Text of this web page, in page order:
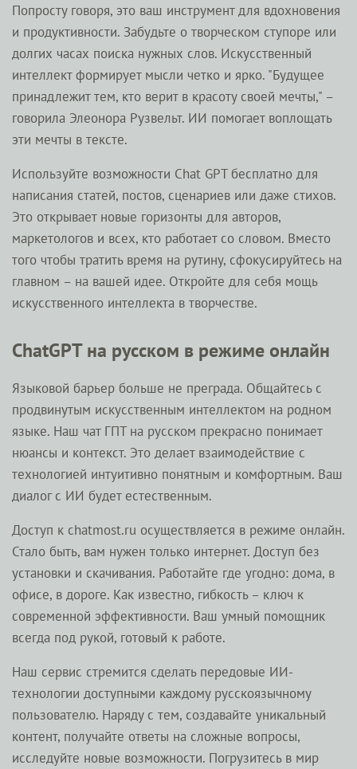
Попросту говоря, это ваш инструмент для вдохновения
и продуктивности. Забудьте о творческом ступоре или
долгих часах поиска нужных слов. Искусственный
интеллект формирует мысли четко и ярко. "Будущее
принадлежит тем, кто верит в красоту своей мечты," –
говорила Элеонора Рузвельт. ИИ помогает воплощать
эти мечты в тексте.
Используйте возможности Chat GPT бесплатно для
написания статей, постов, сценариев или даже стихов.
Это открывает новые горизонты для авторов,
маркетологов и всех, кто работает со словом. Вместо
того чтобы тратить время на рутину, сфокусируйтесь на
главном – на вашей идее. Откройте для себя мощь
искусственного интеллекта в творчестве.
ChatGPT на русском в режиме онлайн
Языковой барьер больше не преграда. Общайтесь с
продвинутым искусственным интеллектом на родном
языке. Наш чат ГПТ на русском прекрасно понимает
нюансы и контекст. Это делает взаимодействие с
технологией интуитивно понятным и комфортным. Ваш
диалог с ИИ будет естественным.
Доступ к chatmost.ru осуществляется в режиме онлайн.
Стало быть, вам нужен только интернет. Доступ без
установки и скачивания. Работайте где угодно: дома, в
офисе, в дороге. Как известно, гибкость – ключ к
современной эффективности. Ваш умный помощник
всегда под рукой, готовый к работе.
Наш сервис стремится сделать передовые ИИ-
технологии доступными каждому русскоязычному
пользователю. Наряду с тем, создавайте уникальный
контент, получайте ответы на сложные вопросы,
исследуйте новые возможности. Погрузитесь в мир